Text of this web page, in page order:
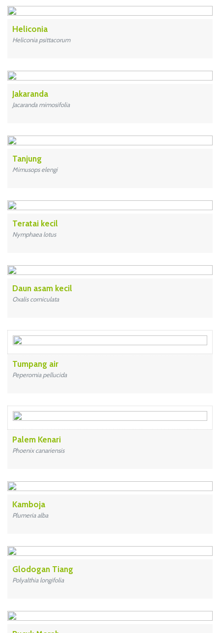
Heliconia
Heliconia psittacorum
Jakaranda
Jacaranda mimosifolia
Tanjung
Mimusops elengi
Teratai kecil
Nymphaea lotus
Daun asam kecil
Oxalis corniculata
Tumpang air
Peperomia pellucida
Palem Kenari
Phoenix canariensis
Kamboja
Plumeria alba
Glodogan Tiang
Polyalthia longifolia